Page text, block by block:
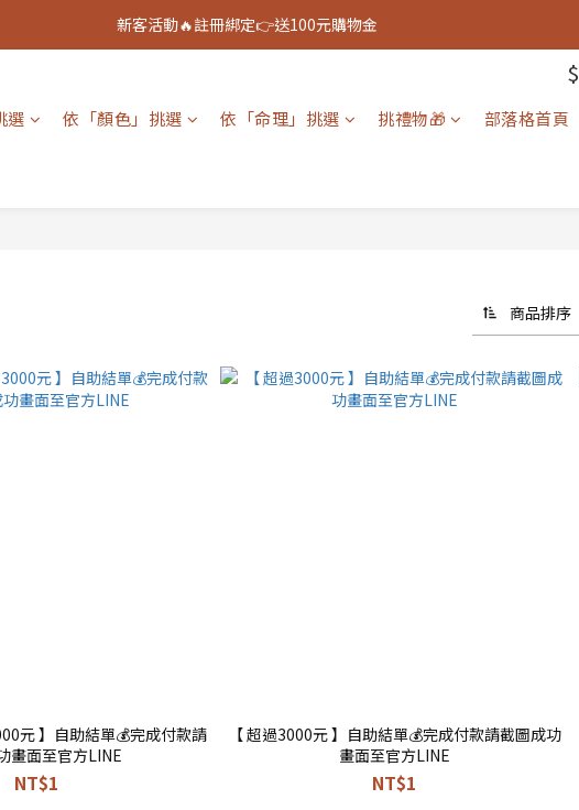
新客活動🔥註冊綁定👉送100元購物金
新客活動🔥註冊綁定👉送100元購物金
新客活動🔥註冊綁定👉送100元購物金
$
選 依「顏色」挑選 依「命理」挑選 挑禮物🎁 部落格首頁
商品排序
元 】自助結單💰完成付款請
畫面至官方LINE
NT$1
【 超過3000元 】自助結單💰完成付款請截圖成功
畫面至官方LINE
NT$1